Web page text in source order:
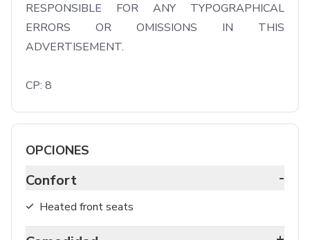
RESPONSIBLE FOR ANY TYPOGRAPHICAL
ERRORS OR OMISSIONS IN THIS
ADVERTISEMENT.
CP: 8
OPCIONES
Confort -
Heated front seats